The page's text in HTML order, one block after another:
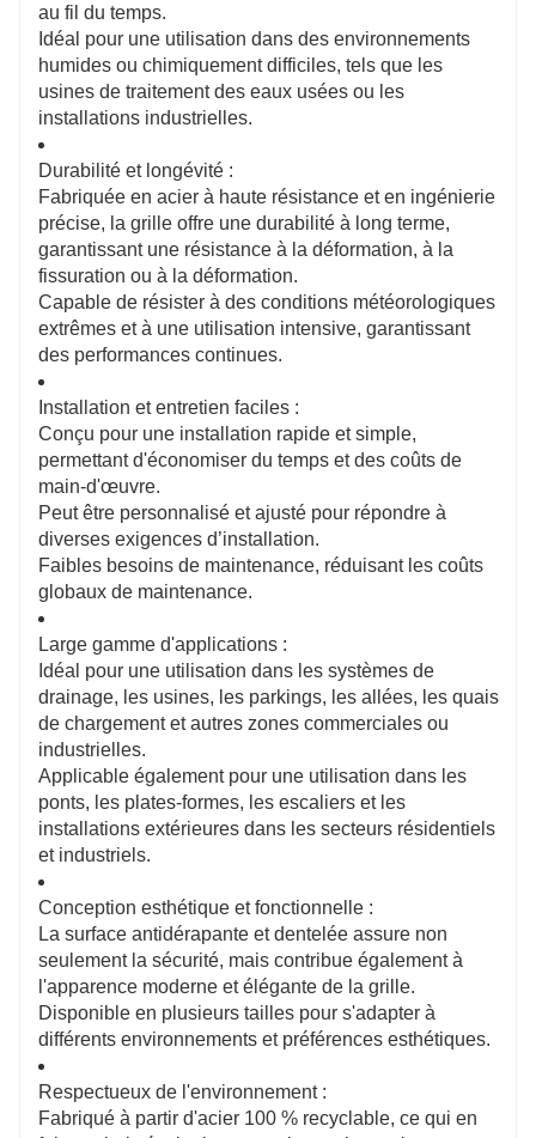
au fil du temps.
Idéal pour une utilisation dans des environnements
humides ou chimiquement difficiles, tels que les
usines de traitement des eaux usées ou les
installations industrielles.
Durabilité et longévité :
Fabriquée en acier à haute résistance et en ingénierie
précise, la grille offre une durabilité à long terme,
garantissant une résistance à la déformation, à la
fissuration ou à la déformation.
Capable de résister à des conditions météorologiques
extrêmes et à une utilisation intensive, garantissant
des performances continues.
Installation et entretien faciles :
Conçu pour une installation rapide et simple,
permettant d'économiser du temps et des coûts de
main-d'œuvre.
Peut être personnalisé et ajusté pour répondre à
diverses exigences d’installation.
Faibles besoins de maintenance, réduisant les coûts
globaux de maintenance.
Large gamme d'applications :
Idéal pour une utilisation dans les systèmes de
drainage, les usines, les parkings, les allées, les quais
de chargement et autres zones commerciales ou
industrielles.
Applicable également pour une utilisation dans les
ponts, les plates-formes, les escaliers et les
installations extérieures dans les secteurs résidentiels
et industriels.
Conception esthétique et fonctionnelle :
La surface antidérapante et dentelée assure non
seulement la sécurité, mais contribue également à
l'apparence moderne et élégante de la grille.
Disponible en plusieurs tailles pour s'adapter à
différents environnements et préférences esthétiques.
Respectueux de l'environnement :
Fabriqué à partir d'acier 100 % recyclable, ce qui en